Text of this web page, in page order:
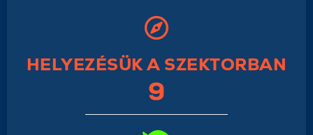
HELYEZÉSÜK A SZEKTORBAN
9